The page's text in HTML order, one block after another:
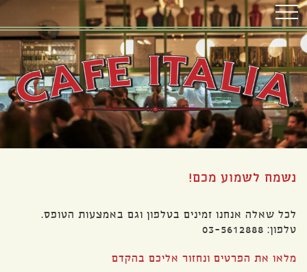
נשמח לשמוע מכם!
לכל שאלה אנחנו זמינים בטלפון וגם באמצעות הטופס.
טלפון: 03-5612888
מלאו את הפרטים ונחזור אליכם בהקדם